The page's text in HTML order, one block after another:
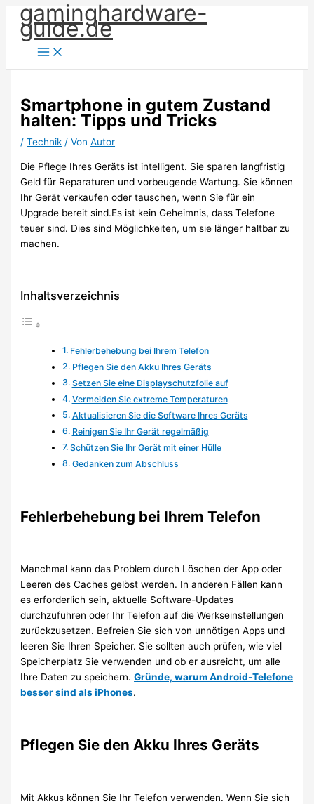
Zum
Inhalt
springen
gaminghardware-
guide.de
Smartphone in gutem Zustand
halten: Tipps und Tricks
/Technik / VonAutor
Die Pflege Ihres Geräts ist intelligent. Sie sparen langfristig
Geld für Reparaturen und vorbeugende Wartung. Sie können
Ihr Gerät verkaufen oder tauschen, wenn Sie für ein
Upgrade bereit sind.Es ist kein Geheimnis, dass Telefone
teuer sind. Dies sind Möglichkeiten, um sie länger haltbar zu
machen.
Inhaltsverzeichnis
Fehlerbehebung bei Ihrem Telefon
Pflegen Sie den Akku Ihres Geräts
Setzen Sie eine Displayschutzfolie auf
Vermeiden Sie extreme Temperaturen
Aktualisieren Sie die Software Ihres Geräts
Reinigen Sie Ihr Gerät regelmäßig
Schützen Sie Ihr Gerät mit einer Hülle
Gedanken zum Abschluss
Fehlerbehebung bei Ihrem Telefon
Manchmal kann das Problem durch Löschen der App oder
Leeren des Caches gelöst werden. In anderen Fällen kann
es erforderlich sein, aktuelle Software-Updates
durchzuführen oder Ihr Telefon auf die Werkseinstellungen
zurückzusetzen. Befreien Sie sich von unnötigen Apps und
leeren Sie Ihren Speicher. Sie sollten auch prüfen, wie viel
Speicherplatz Sie verwenden und ob er ausreicht, um alle
Ihre Daten zu speichern.Gründe, warum Android-Telefone
besser sind als iPhones.
Pflegen Sie den Akku Ihres Geräts
Mit Akkus können Sie Ihr Telefon verwenden. Wenn Sie sich